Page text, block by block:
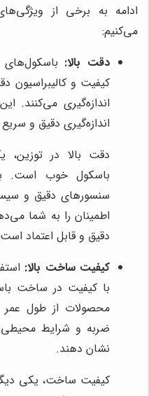
ادامه به برخی از
می‌کنیم:
دقت بالا: باسکول‌های
کیفیت و کالیبراسیون
اندازه‌گیری می‌کنند.
اندازه‌گیری دقیق و
دقت بالا در
باسکول خوب است.
سنسورهای دقیق و
اطمینان را به شما
دقیق و قابل اعتماد
کیفیت ساخت بالا:
با کیفیت در ساخت
محصولات از طول عمر
ضربه و شرایط محیطی
نشان دهند.
کیفیت ساخت، یکی